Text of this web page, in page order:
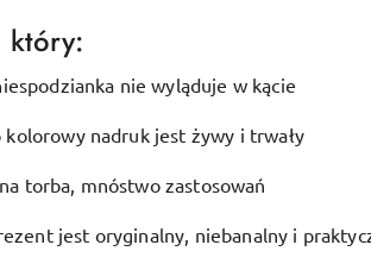
który:
nie wyląduje w kącie
nadruk jest żywy i trwały
torba, mnóstwo zastosowań
jest oryginalny, niebanalny i